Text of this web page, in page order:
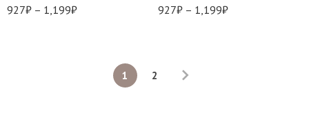
927₽ – 1,199₽ 927₽ – 1,199₽
1 2